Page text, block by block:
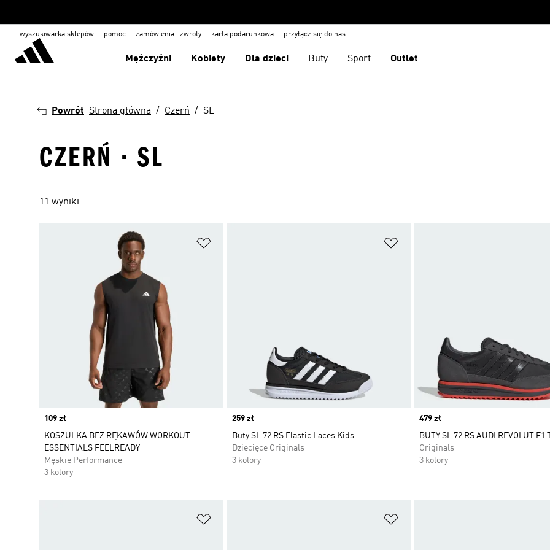
wyszukiwarka sklepów pomoc zamówienia i zwroty karta podarunkowa przyłącz się do nas
Mężczyźni Kobiety Dla dzieci Buty Sport Outlet
Powrót Strona główna Czerń SL
CZERŃ · SL
11 wyniki
Price
109 zł
KOSZULKA BEZ RĘKAWÓW WORKOUT
ESSENTIALS FEELREADY
Męskie Performance
3 kolory
Price
259 zł
Buty SL 72 RS Elastic Laces Kids
Dziecięce Originals
3 kolory
Price
479 zł
BUTY SL 72 RS AUDI REVOLUT F1
Originals
3 kolory